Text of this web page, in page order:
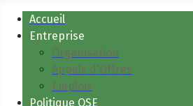
Accueil
Entreprise
Organisation
Appels d'Offres
Emplois
Politique QSE